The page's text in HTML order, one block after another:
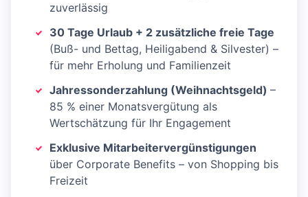
zuverlässig
30 Tage Urlaub + 2 zusätzliche freie Tage
(Buß- und Bettag, Heiligabend & Silvester) –
für mehr Erholung und Familienzeit
Jahressonderzahlung (Weihnachtsgeld) –
85 % einer Monatsvergütung als
Wertschätzung für Ihr Engagement
Exklusive Mitarbeitervergünstigungen
über Corporate Benefits – von Shopping bis
Freizeit